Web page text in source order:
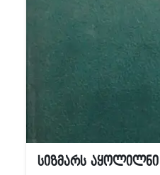
სიზმარს აყოლილნი